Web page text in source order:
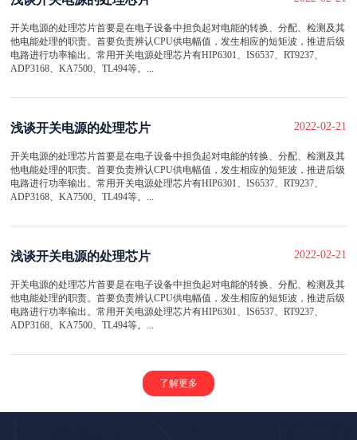
开关电源的处理芯片首要是在电子设备中担负起对电能的转换、分配、检测及其
他电能处理的职责。首要负责辨认CPU供电幅值，发生相应的短矩波，推进后级
电路进行功率输出。常用开关电源处理芯片有HIP6301、IS6537、RT9237、
ADP3168、KA7500、TL494等。...
浅谈开关电源的处理芯片 2022-02-21
开关电源的处理芯片首要是在电子设备中担负起对电能的转换、分配、检测及其
他电能处理的职责。首要负责辨认CPU供电幅值，发生相应的短矩波，推进后级
电路进行功率输出。常用开关电源处理芯片有HIP6301、IS6537、RT9237、
ADP3168、KA7500、TL494等。...
浅谈开关电源的处理芯片 2022-02-21
开关电源的处理芯片首要是在电子设备中担负起对电能的转换、分配、检测及其
他电能处理的职责。首要负责辨认CPU供电幅值，发生相应的短矩波，推进后级
电路进行功率输出。常用开关电源处理芯片有HIP6301、IS6537、RT9237、
ADP3168、KA7500、TL494等。...
了解更多